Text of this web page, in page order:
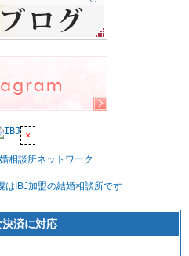
相談所ネットワーク
はIBJ加盟の結婚相談所です
決済に対応